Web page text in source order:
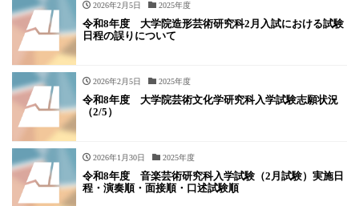
2026年2月5日 2025年度
令和8年度 大学院造形芸術研究科2月入試における試験
日程の誤りについて
2026年2月5日 2025年度
令和8年度 大学院芸術文化学研究科入学試験志願状況
（2/5）
2026年1月30日 2025年度
令和8年度 音楽芸術研究科入学試験（2月試験）実施日
程・演奏順・面接順・口述試験順